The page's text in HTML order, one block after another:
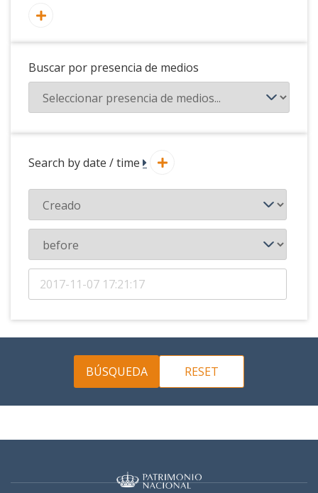
Buscar por presencia de medios
Search by date / time